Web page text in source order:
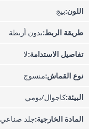
اللون:بيج
طريقة الربط:بدون أربطة
تفاصيل الاستدامة:لا
نوع القماش:منسوج
البيئة:كاجوال/يومي
المادة الخارجية:جلد صناعي